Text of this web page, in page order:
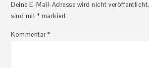
Deine E-Mail-Adresse wird nicht veröffentlicht.
sind mit * markiert
Kommentar*